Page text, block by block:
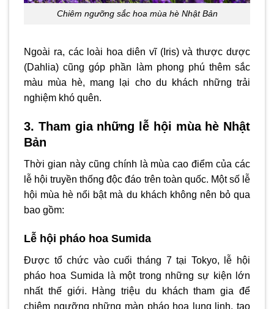
Chiêm ngưỡng sắc hoa mùa hè Nhật Bản
Ngoài ra, các loài hoa diên vĩ (Iris) và thược dược
(Dahlia) cũng góp phần làm phong phú thêm sắc
màu mùa hè, mang lại cho du khách những trải
nghiệm khó quên.
3. Tham gia những lễ hội mùa hè Nhật
Bản
Thời gian này cũng chính là mùa cao điểm của các
lễ hội truyền thống độc đáo trên toàn quốc. Một số lễ
hội mùa hè nổi bật mà du khách không nên bỏ qua
bao gồm:
Lễ hội pháo hoa Sumida
Được tổ chức vào cuối tháng 7 tại Tokyo, lễ hội
pháo hoa Sumida là một trong những sự kiện lớn
nhất thế giới. Hàng triệu du khách tham gia để
chiêm ngưỡng những màn pháo hoa lung linh, tạo